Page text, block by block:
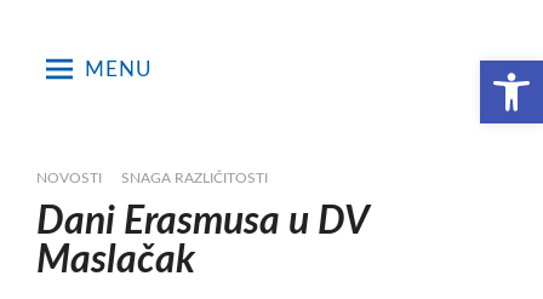
Open toolbar
MENU
NOVOSTI SNAGA RAZLIČITOSTI
Dani Erasmusa u DV
Maslačak